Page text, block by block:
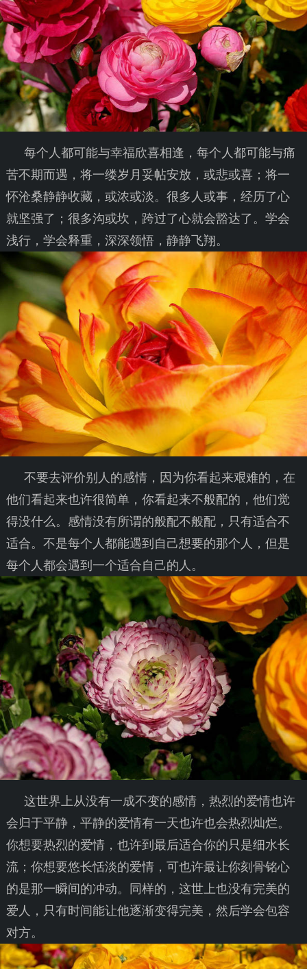
每个人都可能与幸福欣喜相逢，每个人都可能与痛
苦不期而遇，将一缕岁月妥帖安放，或悲或喜；将一
怀沧桑静静收藏，或浓或淡。很多人或事，经历了心
就坚强了；很多沟或坎，跨过了心就会豁达了。学会
浅行，学会释重，深深领悟，静静飞翔。
不要去评价别人的感情，因为你看起来艰难的，在
他们看起来也许很简单，你看起来不般配的，他们觉
得没什么。感情没有所谓的般配不般配，只有适合不
适合。不是每个人都能遇到自己想要的那个人，但是
每个人都会遇到一个适合自己的人。
这世界上从没有一成不变的感情，热烈的爱情也许
会归于平静，平静的爱情有一天也许也会热烈灿烂。
你想要热烈的爱情，也许到最后适合你的只是细水长
流；你想要悠长恬淡的爱情，可也许最让你刻骨铭心
的是那一瞬间的冲动。同样的，这世上也没有完美的
爱人，只有时间能让他逐渐变得完美，然后学会包容
对方。